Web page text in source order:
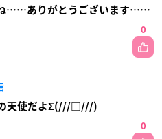
ね……ありがとうございます……
0
天使だよΣ(///□///)
0